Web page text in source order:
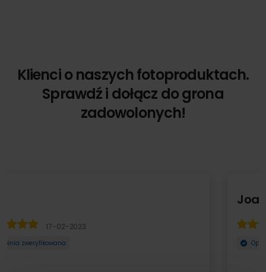
Klienci o naszych fotoproduktach.
Sprawdź i dołącz do grona
zadowolonych!
Opinia zweryfikowana